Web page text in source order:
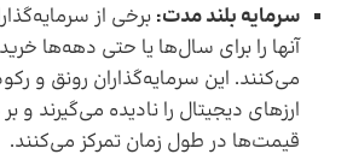
سرمایه بلند مدت: برخی از
آنها را برای سال‌ها یا حتی دهه‌ها
می‌کنند. این سرمایه‌گذاران رونق و
ارزهای دیجیتال را نادیده می‌‌گیرند و
قیمت‌ها در طول زمان تمرکز می‌کنند.